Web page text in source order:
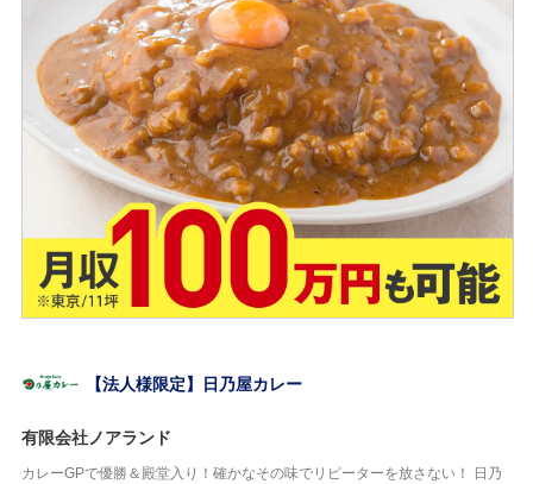
【法人様限定】日乃屋カレー
有限会社ノアランド
カレーGPで優勝＆殿堂入り！確かなその味でリピーターを放さない！ 日乃